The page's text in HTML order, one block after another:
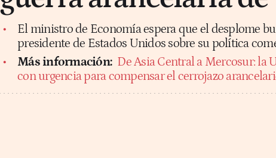
El ministro de Economía espera que el desplome
presidente de Estados Unidos sobre su política
Más información: De Asia Central a Mercosur: la
con urgencia para compensar el cerrojazo